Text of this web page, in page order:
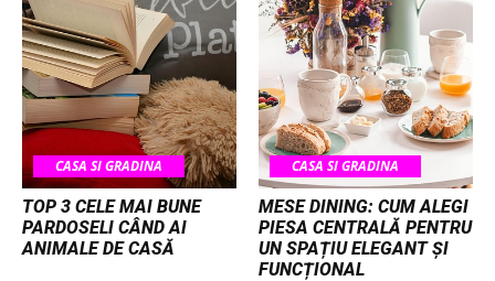
CASA SI GRADINA
TOP 3 CELE MAI BUNE
PARDOSELI CÂND AI
ANIMALE DE CASĂ
CASA SI GRADINA
MESE DINING: CUM ALEGI
PIESA CENTRALĂ PENTRU
UN SPAȚIU ELEGANT ȘI
FUNCȚIONAL